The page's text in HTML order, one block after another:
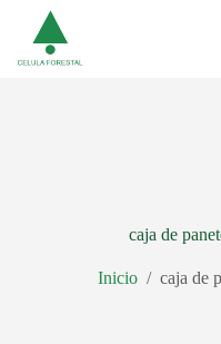
contenido
caja de
Inicio / caja de